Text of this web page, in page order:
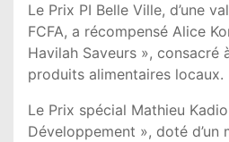
Le Prix PI Belle Ville, d’une
FCFA, a récompensé Alice
Havilah Saveurs », consacré
produits alimentaires locaux.
Le Prix spécial Mathieu
Développement », doté d’un